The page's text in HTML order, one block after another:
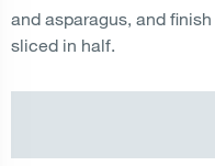
and asparagus, and
sliced in half.